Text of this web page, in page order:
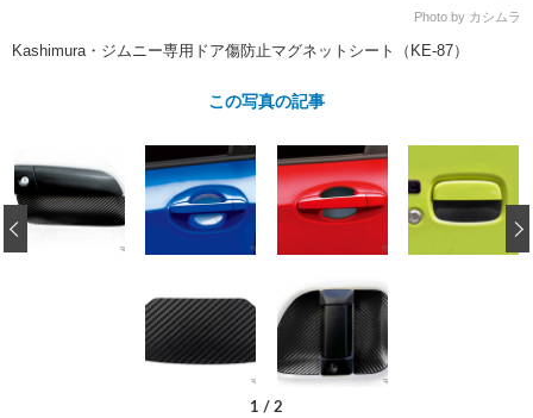
カーメーカー「旧車」関連プロジ
コラム
イベント
Photo by カシムラ
Kashimura・ジムニー専用ドア傷防止マグネットシート（KE-87）
この写真の記事
1 / 2
‹